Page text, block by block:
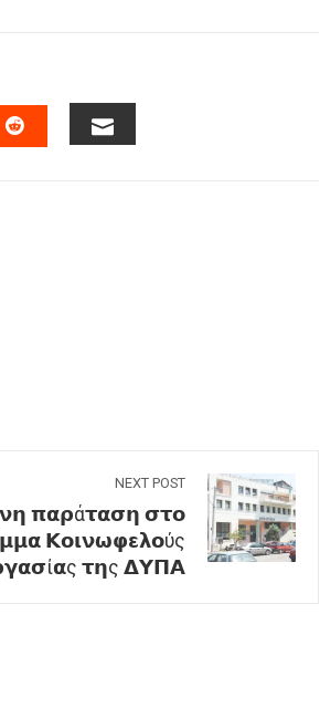
NEXT POST
𝝿𝝰𝞀ά𝞃𝝰𝞂𝝶 𝞂𝞃𝝾
𝝟𝝾𝝸𝝼𝞈𝞅𝝴𝝺𝝾ύς
𝞃𝝶ς 𝝙𝝪𝝥𝝖